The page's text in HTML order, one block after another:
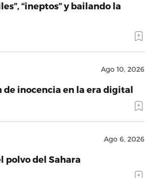
“ineptos” y bailando la
Ago 10, 2026
de inocencia en la era digital
Ago 6, 2026
polvo del Sahara